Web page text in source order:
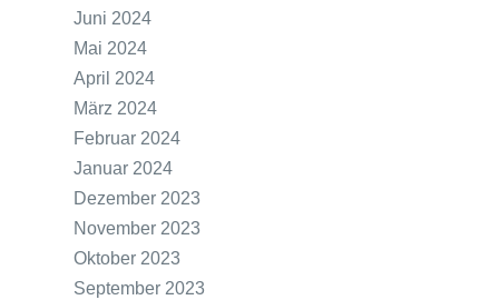
Juni 2024
Mai 2024
April 2024
März 2024
Februar 2024
Januar 2024
Dezember 2023
November 2023
Oktober 2023
September 2023